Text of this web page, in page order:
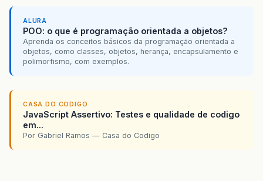
ALURA
POO: o que é programação orientada a objetos?
Aprenda os conceitos básicos da programação orientada a
objetos, como classes, objetos, herança, encapsulamento e
polimorfismo, com exemplos.
CASA DO CODIGO
JavaScript Assertivo: Testes e qualidade de codigo
em...
Por Gabriel Ramos — Casa do Codigo